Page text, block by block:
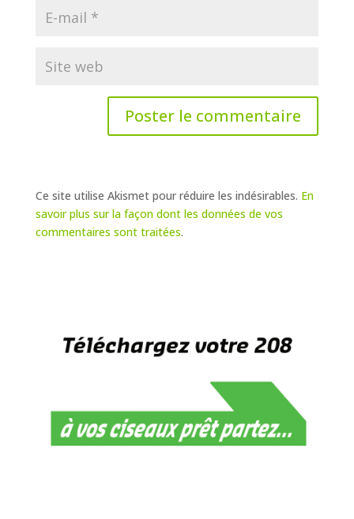
Ce site utilise Akismet pour réduire les indésirables. En
savoir plus sur la façon dont les données de vos
commentaires sont traitées.